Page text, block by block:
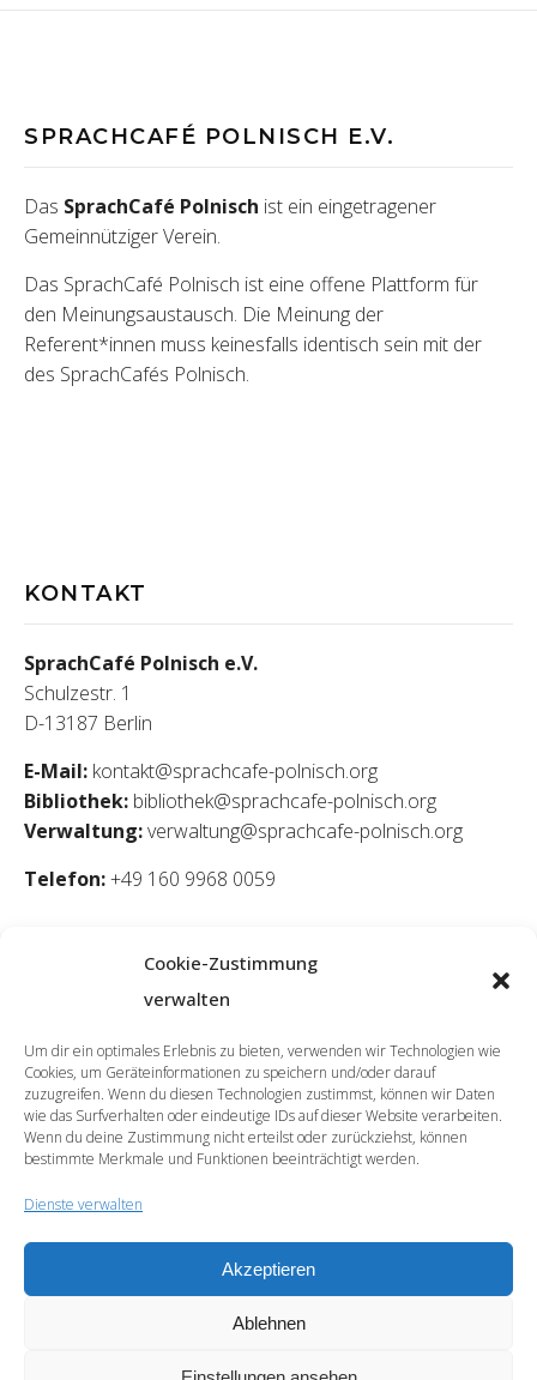
Cookie-Zustimmung
verwalten
Um dir ein optimales Erlebnis zu bieten, verwenden wir Technologien wie
Cookies, um Geräteinformationen zu speichern und/oder darauf
zuzugreifen. Wenn du diesen Technologien zustimmst, können wir Daten
wie das Surfverhalten oder eindeutige IDs auf dieser Website verarbeiten.
Wenn du deine Zustimmung nicht erteilst oder zurückziehst, können
bestimmte Merkmale und Funktionen beeinträchtigt werden.
Dienste verwalten
Akzeptieren
Ablehnen
SPRACHCAFÉ POLNISCH E.V.
Das SprachCafé Polnisch ist ein eingetragener
Gemeinnütziger Verein.
Das SprachCafé Polnisch ist eine offene Plattform für
den Meinungsaustausch. Die Meinung der
Referent*innen muss keinesfalls identisch sein mit der
des SprachCafés Polnisch.
KONTAKT
SprachCafé Polnisch e.V.
Schulzestr. 1
D-13187 Berlin
E-Mail: kontakt@sprachcafe-polnisch.org
Bibliothek: bibliothek@sprachcafe-polnisch.org
Verwaltung:verwaltung@sprachcafe-polnisch.org
Telefon:+49 160 9968 0059
© 2026 | SprachCafé Polnisch
Archiv Datenschutzerklärung